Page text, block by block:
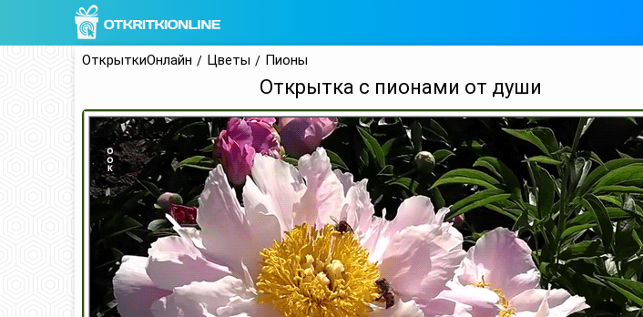
ОткрыткиОнлайн Цветы Пионы
Открытка с пионами от души